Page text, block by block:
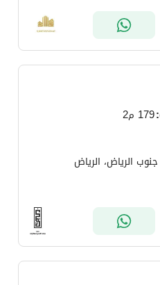
:179 م2
الرياض، الرياض